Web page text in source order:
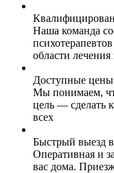
Наша команда
области лечения
Доступные цены
Мы понимаем,
цель — сделать
всех
Быстрый выезд
Оперативная и
вас дома.